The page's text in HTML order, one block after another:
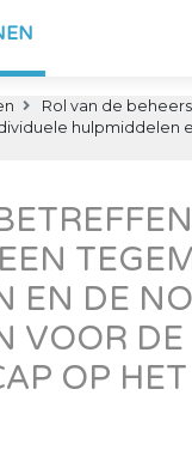
Rol van de
hulpmiddelen
EN DE
VOOR DE
OP